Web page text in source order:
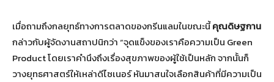
เมื่อถามถึงกลยุทธ์ทางการตลาดของกรีนแลมในขณะนี้คุณดิษฐกาน
กล่าวกับผู้จัดงานสถาปนิกว่า “จุดแข็งของเราคือความเป็น Green
Product โดยเราคำนึงถึงเรื่องสุขภาพของผู้ใช้เป็นหลัก จากนั้นก็
วางยุทธศาสตร์ให้เหล่าดีไซเนอร์ หันมาสนใจเลือกสินค้าที่มีความเป็น